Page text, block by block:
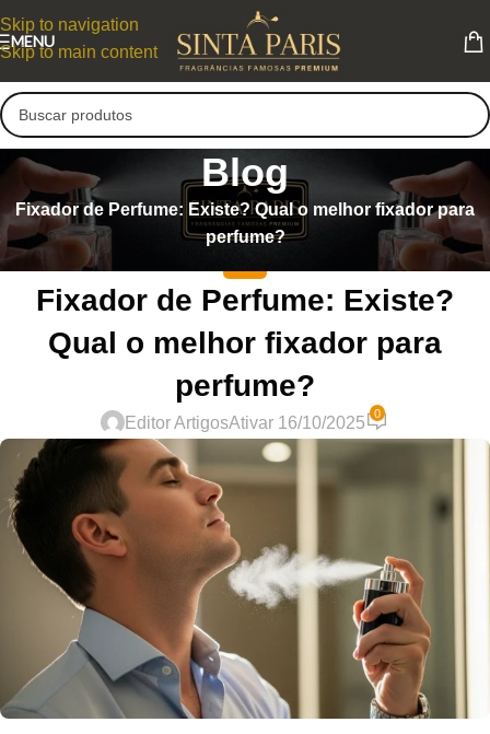
Skip to navigation
Skip to main content
MENU
Blog
Fixador de Perfume: Existe? Qual o melhor fixador para
perfume?
Fixador de Perfume: Existe?
Qual o melhor fixador para
perfume?
Editor ArtigosAtivar 16/10/2025
0